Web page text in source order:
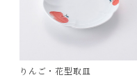
りんご・花型取皿